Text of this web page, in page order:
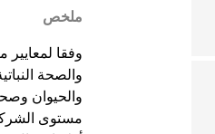
ملخص
والحيوان
مستوى